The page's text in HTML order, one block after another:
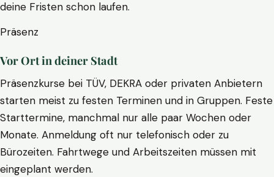
deine Fristen schon laufen.
Präsenz
Vor Ort in deiner Stadt
Präsenzkurse bei TÜV, DEKRA oder privaten Anbietern
starten meist zu festen Terminen und in Gruppen. Feste
Starttermine, manchmal nur alle paar Wochen oder
Monate. Anmeldung oft nur telefonisch oder zu
Bürozeiten. Fahrtwege und Arbeitszeiten müssen mit
eingeplant werden.